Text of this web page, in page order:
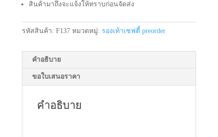
สินค้ามาถึงจะแจ้งให้ทราบก่อนจัดส่ง
รหัสสินค้า: F137 หมวดหมู่: รองเท้าเซฟตี้ preorder
คำอธิบาย
ขอใบเสนอราคา
คำอธิบาย